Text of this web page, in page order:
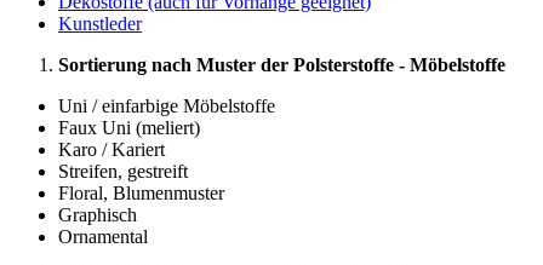
Kunstleder
Sortierung nach Muster der Polsterstoffe - Möbelstoffe
Uni / einfarbige Möbelstoffe
Faux Uni (meliert)
Karo / Kariert
Streifen, gestreift
Floral, Blumenmuster
Graphisch
Ornamental